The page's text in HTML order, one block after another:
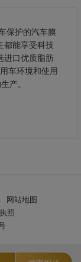
保护的汽车膜
都能享受科技
进口优质脂肪
车环境和使用
产。
网站地图
照